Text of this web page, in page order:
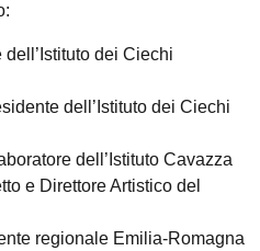
dei Ciechi
dell’Istituto dei Ciechi
dell’Istituto Cavazza
e Direttore Artistico del
regionale Emilia-Romagna